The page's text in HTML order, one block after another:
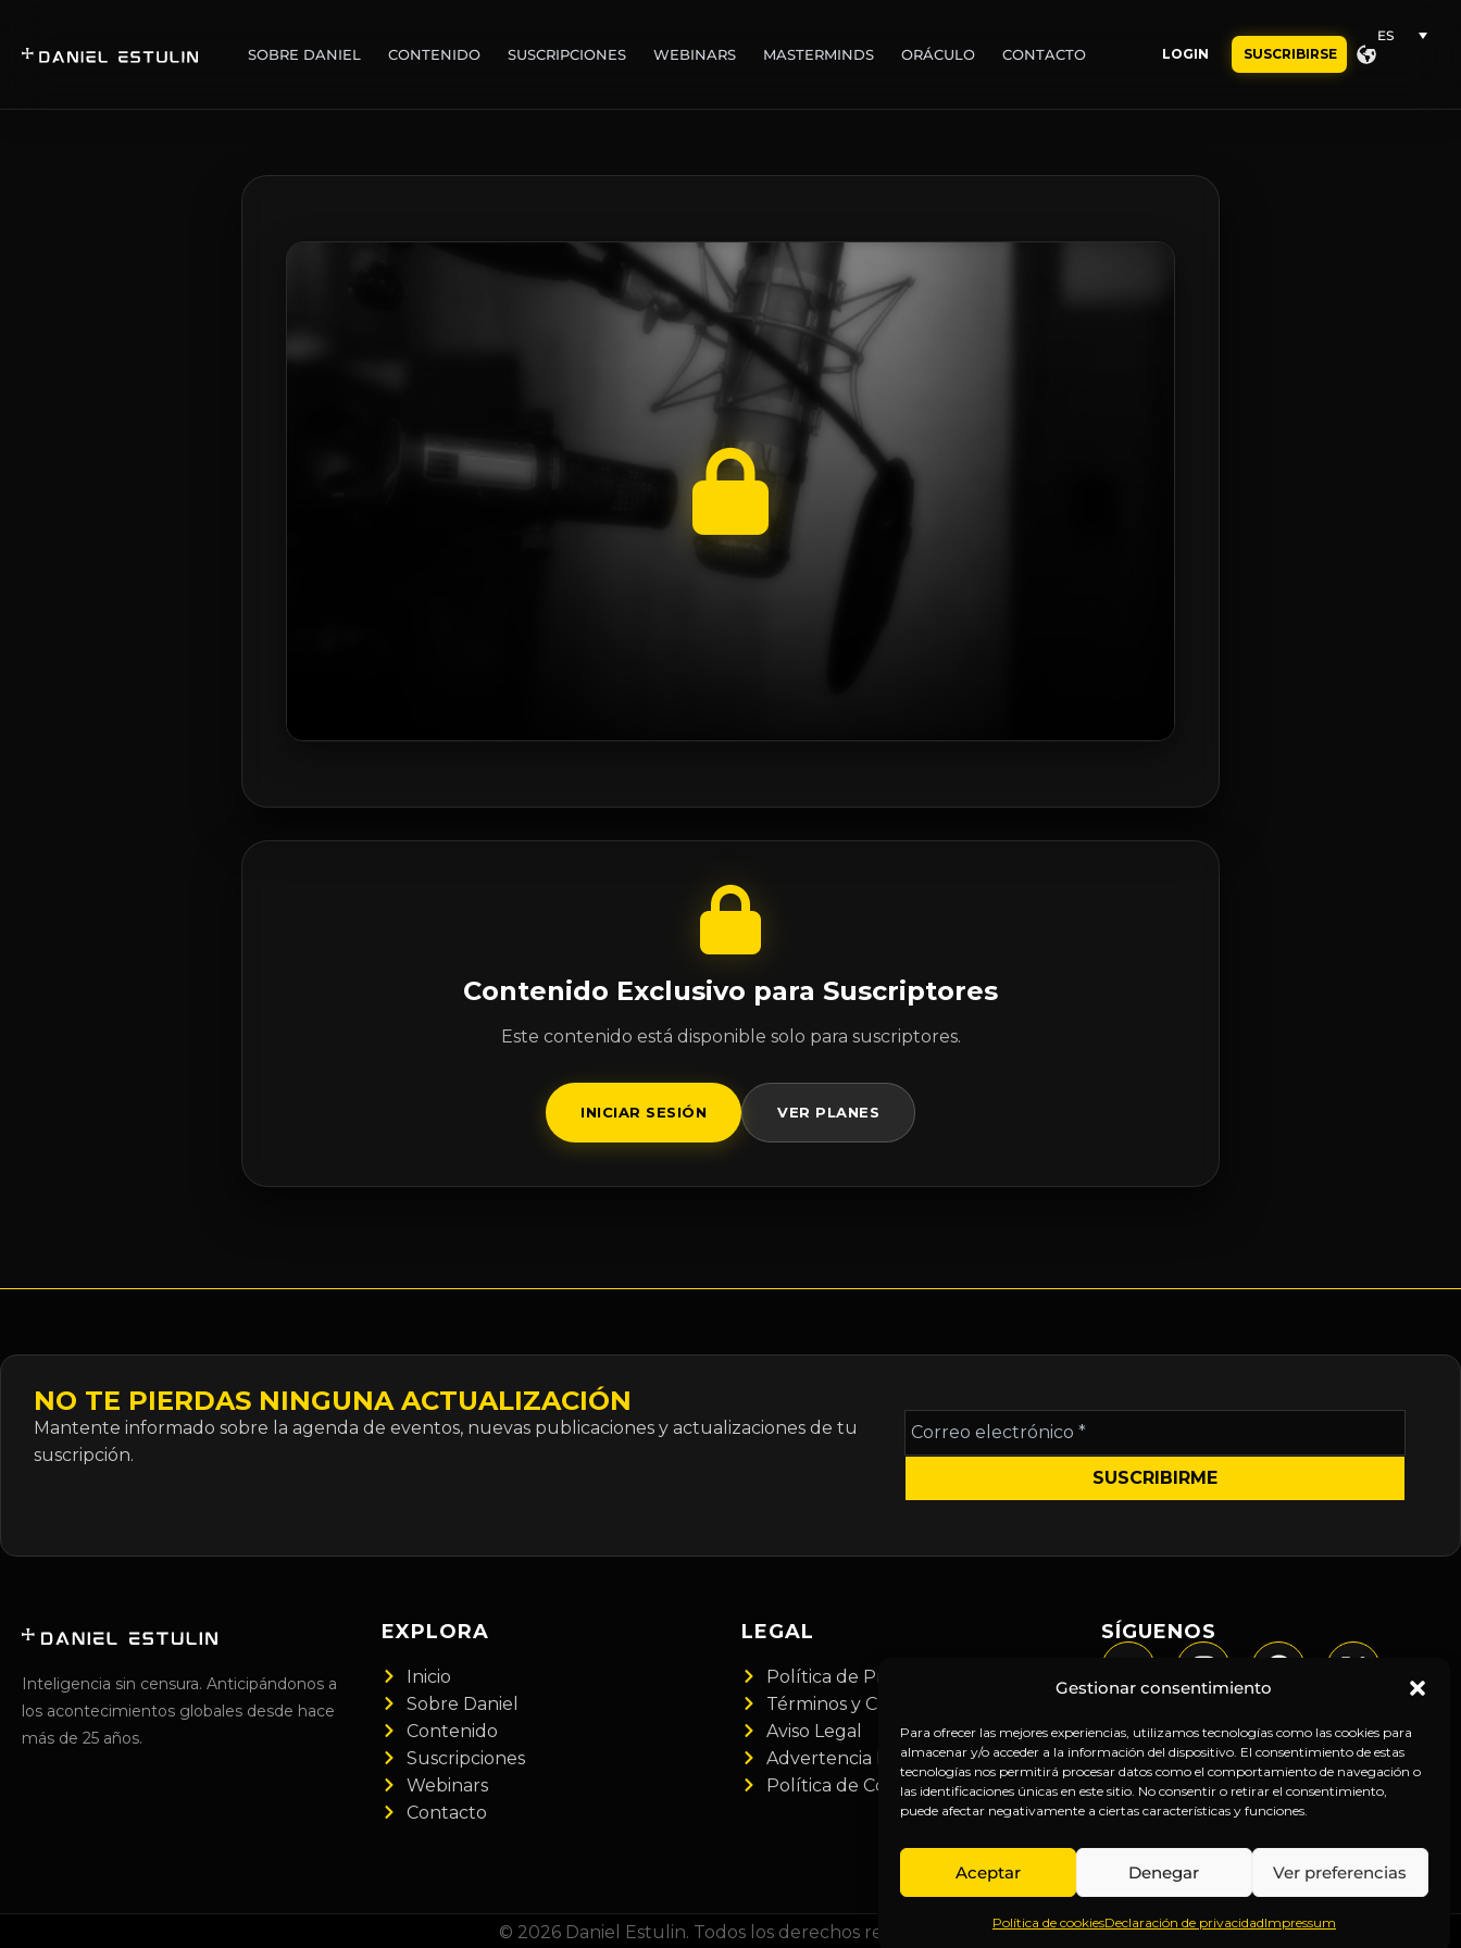
Gestionar consentimiento
Para ofrecer las mejores experiencias, utilizamos tecnologías como las cookies para
almacenar y/o acceder a la información del dispositivo. El consentimiento de estas
tecnologías nos permitirá procesar datos como el comportamiento de navegación o
las identificaciones únicas en este sitio. No consentir o retirar el consentimiento,
puede afectar negativamente a ciertas características y funciones.
Aceptar Denegar Ver preferencias
Política de cookiesDeclaración de privacidadImpressum
SOBRE DANIEL CONTENIDO SUSCRIPCIONES WEBINARS MASTERMINDS ORÁCULO CONTACTO LOGIN SUSCRIBIRSE
ES
Contenido Exclusivo para Suscriptores
Este contenido está disponible solo para suscriptores.
INICIAR SESIÓN VER PLANES
NO TE PIERDAS NINGUNA ACTUALIZACIÓN
Mantente informado sobre la agenda de eventos, nuevas publicaciones y actualizaciones de tu
suscripción.
Correo
electrónico
*
Inteligencia sin censura. Anticipándonos a
los acontecimientos globales desde hace
más de 25 años.
EXPLORA
Inicio
Sobre Daniel
Contenido
Suscripciones
Webinars
Contacto
LEGAL
Política de Privacidad
Términos y Condiciones
Aviso Legal
Advertencia Financiera
Política de Cookies
SÍGUENOS
© 2026 Daniel Estulin. Todos los derechos reservados.